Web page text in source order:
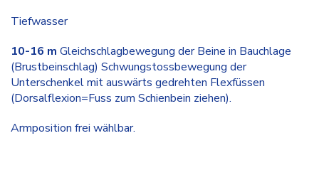
Tiefwasser
10-16 m Gleichschlagbewegung der Beine in Bauchlage
(Brustbeinschlag) Schwungstossbewegung der
Unterschenkel mit auswärts gedrehten Flexfüssen
(Dorsalflexion=Fuss zum Schienbein ziehen).
Armposition frei wählbar.